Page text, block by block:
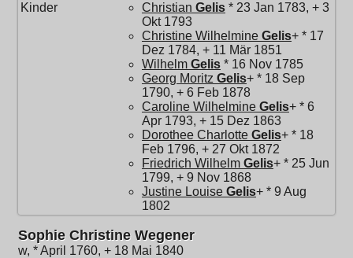
Kinder
Christian Gelis * 23 Jan 1783, + 3
Okt 1793
Christine Wilhelmine Gelis+ * 17
Dez 1784, + 11 Mär 1851
Wilhelm Gelis * 16 Nov 1785
Georg Moritz Gelis+ * 18 Sep
1790, + 6 Feb 1878
Caroline Wilhelmine Gelis+ * 6
Apr 1793, + 15 Dez 1863
Dorothee Charlotte Gelis+ * 18
Feb 1796, + 27 Okt 1872
Friedrich Wilhelm Gelis+ * 25 Jun
1799, + 9 Nov 1868
Justine Louise Gelis+ * 9 Aug
1802
Sophie Christine Wegener
w, * April 1760, + 18 Mai 1840